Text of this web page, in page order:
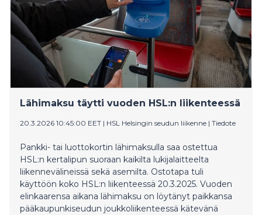
Lähimaksu täytti vuoden HSL:n liikenteessä
20.3.2026 10:45:00 EET | HSL Helsingin seudun liikenne | Tiedote
Pankki- tai luottokortin lähimaksulla saa ostettua
HSL:n kertalipun suoraan kaikilta lukijalaitteelta
liikennevälineissä sekä asemilta. Ostotapa tuli
käyttöön koko HSL:n liikenteessä 20.3.2025. Vuoden
elinkaarensa aikana lähimaksu on löytänyt paikkansa
pääkaupunkiseudun joukkoliikenteessä kätevänä